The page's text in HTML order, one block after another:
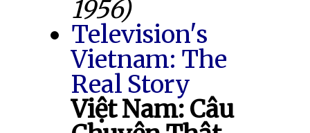
1956)
Television's
Vietnam: The
Real Story
Việt Nam: Câu